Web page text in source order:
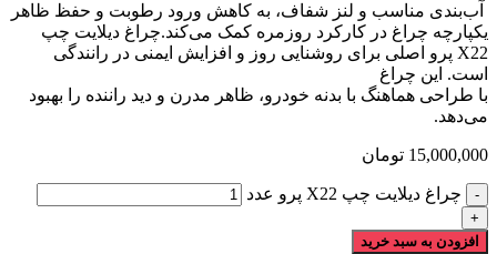
آب‌بندی مناسب و لنز شفاف، به کاهش ورود رطوبت و حفظ ظاهر
یکپارچه چراغ در کارکرد روزمره کمک می‌کند.چراغ دیلایت چپ
X22 پرو اصلی برای روشنایی روز و افزایش ایمنی در رانندگی
است. این چراغ
با طراحی هماهنگ با بدنه خودرو، ظاهر مدرن و دید راننده را بهبود
می‌دهد.
15,000,000 تومان
چراغ دیلایت چپ X22 پرو عدد
افزودن به سبد خرید